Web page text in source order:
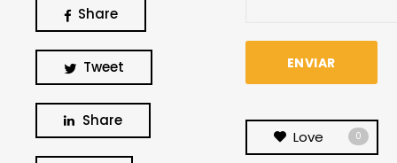
Share
Tweet
Share
Love 0